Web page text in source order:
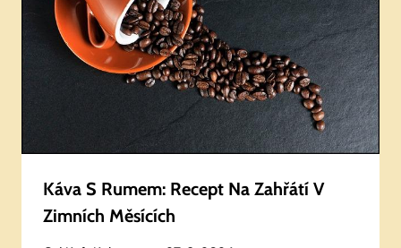
Káva S Rumem: Recept Na Zahřátí V
Zimních Měsících